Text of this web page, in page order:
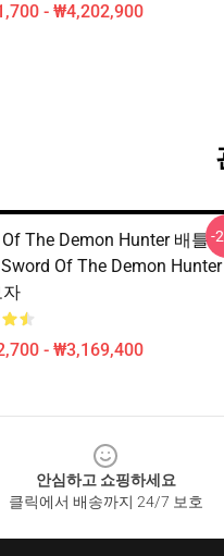
- ₩4,202,900
The Demon Hunter 배틀
Of The Demon
자
- ₩3,169,400
-
안심하고 쇼핑하세요
클릭에서 배송까지 24/7 보호